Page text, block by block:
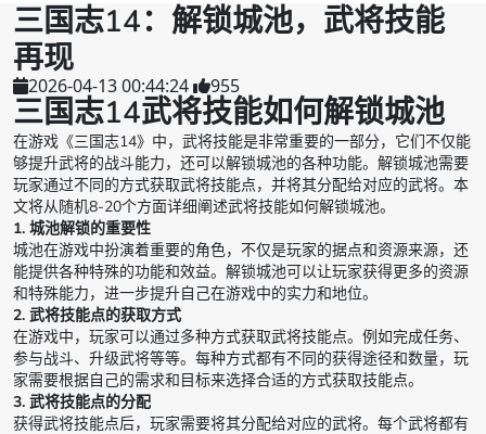
三国志14：解锁城池，武将技能
再现
2026-04-13 00:44:24 955
三国志14武将技能如何解锁城池
在游戏《三国志14》中，武将技能是非常重要的一部分，它们不仅能
够提升武将的战斗能力，还可以解锁城池的各种功能。解锁城池需要
玩家通过不同的方式获取武将技能点，并将其分配给对应的武将。本
文将从随机8-20个方面详细阐述武将技能如何解锁城池。
1. 城池解锁的重要性
城池在游戏中扮演着重要的角色，不仅是玩家的据点和资源来源，还
能提供各种特殊的功能和效益。解锁城池可以让玩家获得更多的资源
和特殊能力，进一步提升自己在游戏中的实力和地位。
2. 武将技能点的获取方式
在游戏中，玩家可以通过多种方式获取武将技能点。例如完成任务、
参与战斗、升级武将等等。每种方式都有不同的获得途径和数量，玩
家需要根据自己的需求和目标来选择合适的方式获取技能点。
3. 武将技能点的分配
获得武将技能点后，玩家需要将其分配给对应的武将。每个武将都有